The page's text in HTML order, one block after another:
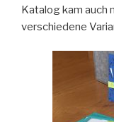
Katalog kam auch
verschiedene